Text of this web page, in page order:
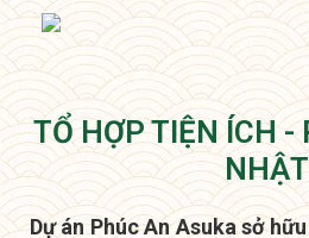
TỔ HỢP TIỆN ÍCH -
NHẬT
Dự án Phúc An Asuka sở